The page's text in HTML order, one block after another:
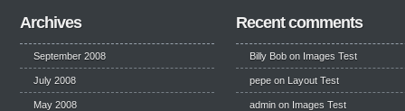
Archives
September 2008
July 2008
May 2008
Recent comments
Billy Bob on Images Test
pepe on Layout Test
admin on Images Test